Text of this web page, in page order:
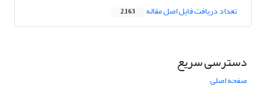
تعداد دریافت فایل اصل مقاله 2,163
دسترسی سریع
صفحه اصلی